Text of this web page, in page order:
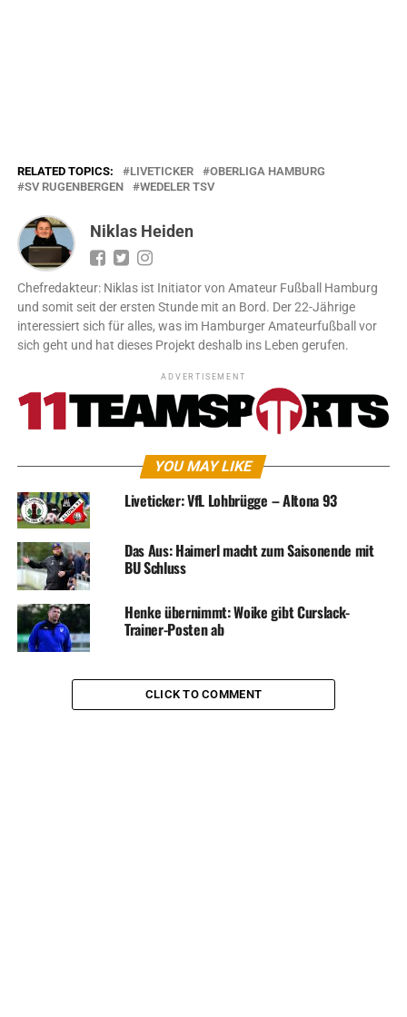
RELATED TOPICS: LIVETICKER
OBERLIGA HAMBURG
SV RUGENBERGEN
WEDELER TSV
Niklas Heiden
Chefredakteur: Niklas ist Initiator von Amateur Fußball Hamburg
und somit seit der ersten Stunde mit an Bord. Der 22-Jährige
interessiert sich für alles, was im Hamburger Amateurfußball vor
sich geht und hat dieses Projekt deshalb ins Leben gerufen.
ADVERTISEMENT
YOU MAY LIKE
Liveticker: VfL Lohbrügge – Altona 93
Das Aus: Haimerl macht zum Saisonende mit
BU Schluss
Henke übernimmt: Woike gibt Curslack-
Trainer-Posten ab
CLICK TO COMMENT